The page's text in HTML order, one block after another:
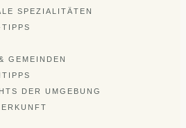
SPEZIALITÄTEN
GEMEINDEN
DER UMGEBUNG